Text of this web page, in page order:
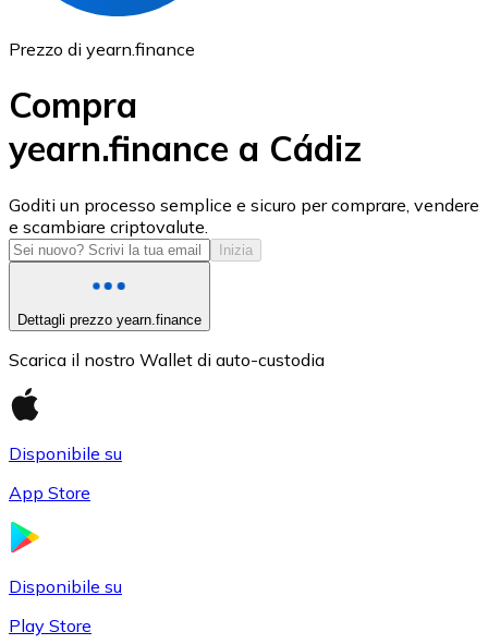
USD Coin
USDC
Prezzo di yearn.finance
Compra
yearn.finance a Cádiz
Goditi un processo semplice e sicuro per comprare, vendere
e scambiare criptovalute.
Inizia
Dettagli prezzo yearn.finance
Scarica il nostro Wallet di auto-custodia
Disponibile su
App Store
Disponibile su
Play Store